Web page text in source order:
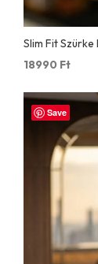
Slim Fit
18990 Ft
Save